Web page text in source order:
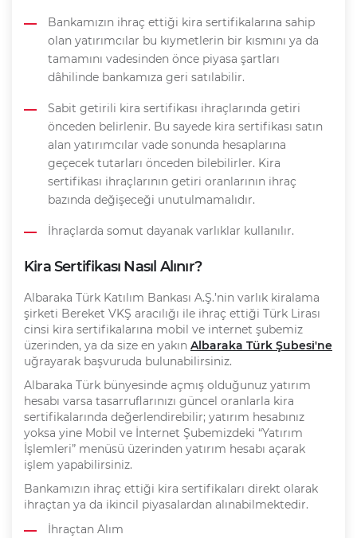
Bankamızın ihraç ettiği kira sertifikalarına sahip
olan yatırımcılar bu kıymetlerin bir kısmını ya da
tamamını vadesinden önce piyasa şartları
dâhilinde bankamıza geri satılabilir.
Sabit getirili kira sertifikası ihraçlarında getiri
önceden belirlenir. Bu sayede kira sertifikası satın
alan yatırımcılar vade sonunda hesaplarına
geçecek tutarları önceden bilebilirler. Kira
sertifikası ihraçlarının getiri oranlarının ihraç
bazında değişeceği unutulmamalıdır.
İhraçlarda somut dayanak varlıklar kullanılır.
Kira Sertifikası Nasıl Alınır?
Albaraka Türk Katılım Bankası A.Ş.’nin varlık kiralama
şirketi Bereket VKŞ aracılığı ile ihraç ettiği Türk Lirası
cinsi kira sertifikalarına mobil ve internet şubemiz
üzerinden, ya da size en yakın Albaraka Türk Şubesi'ne
uğrayarak başvuruda bulunabilirsiniz.
Albaraka Türk bünyesinde açmış olduğunuz yatırım
hesabı varsa tasarruflarınızı güncel oranlarla kira
sertifikalarında değerlendirebilir; yatırım hesabınız
yoksa yine Mobil ve İnternet Şubemizdeki “Yatırım
İşlemleri” menüsü üzerinden yatırım hesabı açarak
işlem yapabilirsiniz.
Bankamızın ihraç ettiği kira sertifikaları direkt olarak
ihraçtan ya da ikincil piyasalardan alınabilmektedir.
İhraçtan Alım